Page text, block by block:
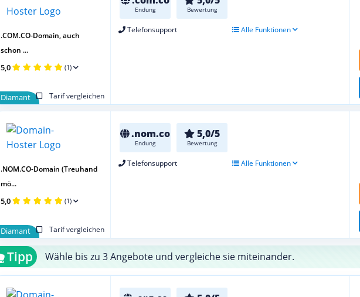
Endung Bewertung
Telefonsupport Alle Funktionen
Diamant Tarif vergleichen
.COM.CO-Domain, auch
schon ...
5,0 (1)
.nom.co
Endung
5,0/5
Bewertung
Telefonsupport Alle Funktionen
Diamant Tarif vergleichen
.NOM.CO-Domain (Treuhand
mö...
5,0 (1)
Tipp Wähle bis zu 3 Angebote und vergleiche sie miteinander.